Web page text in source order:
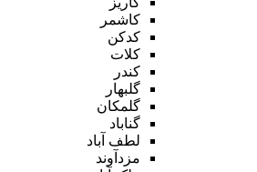
کاشمر
کدکن
کلات
کندر
گلبهار
گلمکان
گناباد
لطف آباد
مزدآوند